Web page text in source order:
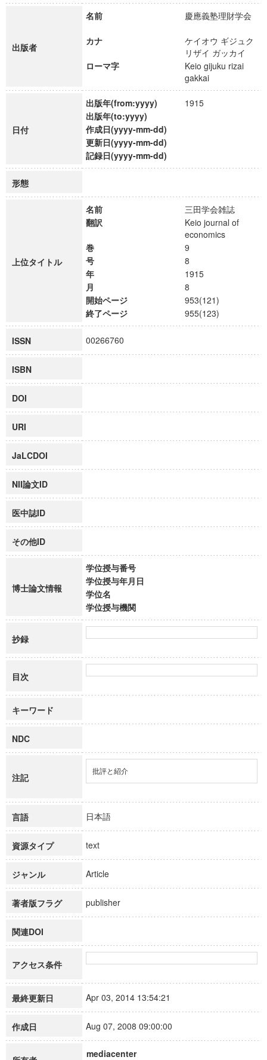
出版者
名前 慶應義塾理財学会
カナ
ケイオウ ギジュク
リザイ ガッカイ
ローマ字
Keio gijuku rizai
gakkai
日付
出版年(from:yyyy)
1915
出版年(to:yyyy)
作成日(yyyy-mm-dd)
更新日(yyyy-mm-dd)
記録日(yyyy-mm-dd)
形態
上位タイトル
名前
三田学会雑誌
翻訳
Keio journal of
economics
巻
9
号
8
年
1915
月
8
開始ページ
953(121)
終了ページ
955(123)
ISSN 00266760
ISBN
DOI
URI
JaLCDOI
NII論文ID
医中誌ID
その他ID
博士論文情報
学位授与番号
学位授与年月日
学位名
学位授与機関
抄録
目次
キーワード
NDC
注記
批評と紹介
言語 日本語
資源タイプ text
ジャンル Article
著者版フラグ publisher
関連DOI
アクセス条件
最終更新日 Apr 03, 2014 13:54:21
作成日 Aug 07, 2008 09:00:00
mediacenter